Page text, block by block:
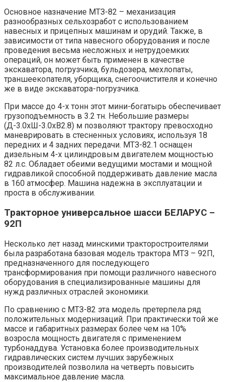
Основное назначение МТЗ-82 – механизация
разнообразных сельхозработ с использованием
навесных и прицепных машинам и орудий. Также, в
зависимости от типа навесного оборудования и после
проведения весьма несложных и нетрудоемких
операций, он может быть применен в качестве
экскаватора, погрузчика, бульдозера, мехлопаты,
траншеекопателя, уборщика, снегоочистителя и конечно
же в виде экскаватора-погрузчика.
При массе до 4-х тонн этот мини-богатырь обеспечивает
грузоподъемность в 3.2 тн. Небольшие размеры
(Д-3.0хШ-3.0хВ2.8) м позволяют трактору превосходно
маневрировать в стесненных условиях, используя 18
передних и 4 задних передачи. МТЗ-82.1 оснащен
дизельным 4-х цилиндровым двигателем мощностью
82 л.с. Обладает обеими ведущими мостами и мощной
гидравликой способной поддерживать давление масла
в 160 атмосфер. Машина надежна в эксплуатации и
проста в обслуживании.
Тракторное универсальное шасси БЕЛАРУС –
92П
Несколько лет назад минскими тракторостроителями
была разработана базовая модель трактора МТЗ – 92П,
предназначенного для последующего
трансформирования при помощи различного навесного
оборудования в специализированные машины для
нужд различных отраслей экономики.
По сравнению с МТЗ-82 эта модель претерпела ряд
положительных модернизаций. При практически той же
массе и габаритных размерах более чем на 10%
возросла мощность двигателя с применением
турбонаддува. Установка более производительных
гидравлических систем лучших зарубежных
производителей позволила на четверть повысить
максимальное давление масла.